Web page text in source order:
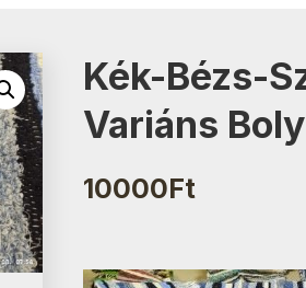
Kék-Bézs-
Variáns
10000Ft